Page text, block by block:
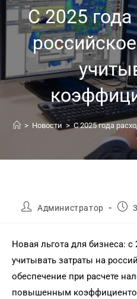
С 2025
> Новости > С 2025 года
Администратор
Новая льгота для бизнеса:
учитывать затраты на
обеспечение при расчете
повышенным